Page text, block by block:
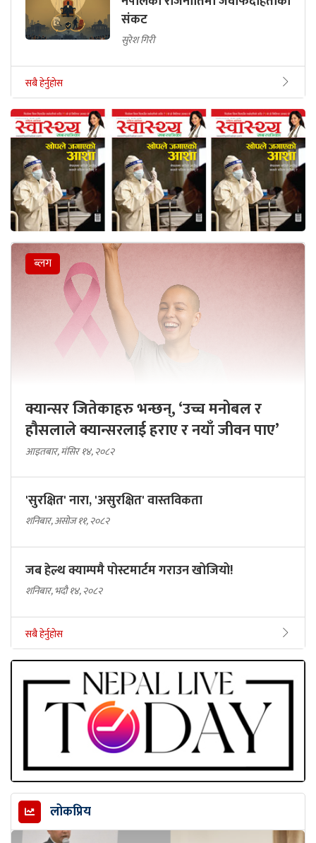
संकट
सुरेश गिरी
सबै हेर्नुहोस
ब्लग
क्यान्सर जितेकाहरु भन्छन्, ‘उच्च मनोबल र
हौसलाले क्यान्सरलाई हराए र नयाँ जीवन पाए’
आइतबार, मंसिर १४, २०८२
'सुरक्षित' नारा, 'असुरक्षित' वास्तविकता
शनिबार, असोज ११, २०८२
जब हेल्थ क्याम्पमै पोस्टमार्टम गराउन खोजियो!
शनिबार, भदौ १४, २०८२
सबै हेर्नुहोस
लोकप्रिय